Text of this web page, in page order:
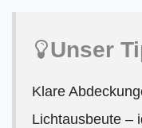
Unser
Klare
Lichtausbeute –